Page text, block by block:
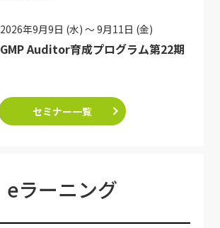
2026年9月9日 (水) ～ 9月11日 (金)
GMP Auditor育成プログラム第22期
セミナー一覧
eラーニング